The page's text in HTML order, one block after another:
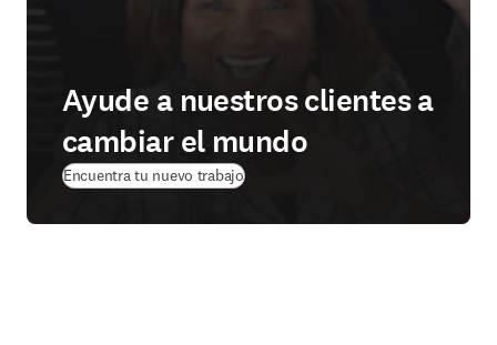
Ayude a nuestros clientes a
cambiar el mundo
Encuentra tu nuevo trabajo(